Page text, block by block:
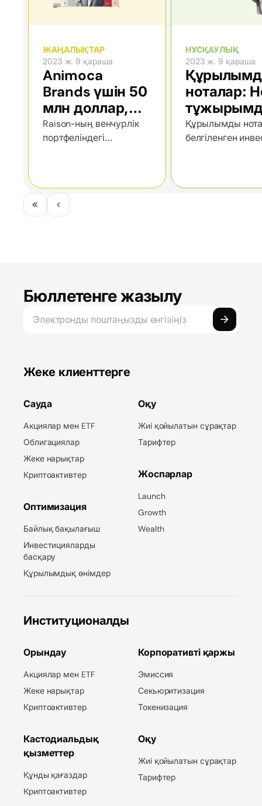
ЖАҢАЛЫҚТАР
2023 ж. 9 қараша
Animoca
Brands үшін 50
млн доллар,
Klarna және
Walmart, жаңа
Raison-ның венчурлік
портфеліндегі
жаңалықтар.
НҰСҚАУЛЫҚ
2023 ж. 9 қараша
ноталар:
1-бөлім
Құрылымды
белгіленген
Бюллетенге жазылу
Жеке клиенттерге
Сауда
Акциялар мен ETF
Облигациялар
Жеке нарықтар
Криптоактивтер
Оптимизация
Байлық бақылағыш
Инвестицияларды
басқару
Құрылымдық өнімдер
Оқу
Жиі қойылатын сұрақтар
Тарифтер
Жоспарлар
Launch
Growth
Wealth
Институционалды
Орындау
Акциялар мен ETF
Жеке нарықтар
Криптоактивтер
Кастодиальдық
қызметтер
Құнды қағаздар
Криптоактивтер
Корпоративті қаржы
Эмиссия
Секьюритизация
Токенизация
Оқу
Жиі қойылатын сұрақтар
Тарифтер